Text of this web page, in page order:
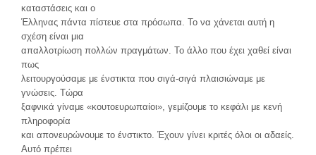
καταστάσεις και ο
Έλληνας πάντα πίστευε στα πρόσωπα. Το να χάνεται αυτή η
σχέση είναι μια
απαλλοτρίωση πολλών πραγμάτων. Το άλλο που έχει χαθεί είναι
πως
λειτουργούσαμε με ένστικτα που σιγά-σιγά πλαισιώναμε με
γνώσεις. Τώρα
ξαφνικά γίναμε «κουτοευρωπαίοι», γεμίζουμε το κεφάλι με κενή
πληροφορία
και απονευρώνουμε το ένστικτο. Έχουν γίνει κριτές όλοι οι αδαείς.
Αυτό πρέπει